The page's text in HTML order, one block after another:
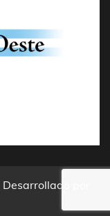
Desarrollado por